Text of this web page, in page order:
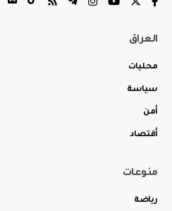
العراق
محليات
سياسة
أمن
أقتصاد
منوعات
رياضة